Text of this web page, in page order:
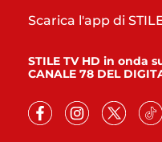
Scarica l'app di
STILE TV HD in onda
CANALE 78 DEL